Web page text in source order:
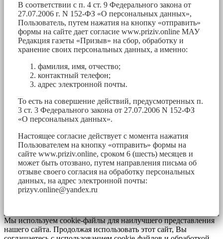
В соответствии с п. 4 ст. 9 Федерального закона от
27.07.2006 г. N 152-ФЗ «О персональных данных»,
Пользователь, путем нажатия на кнопку «отправить»
формы на сайте дает согласие www.priziv.online МАУ
Редакция газеты «Призыв» на сбор, обработку и
хранение своих персональных данных, а именно:
фамилия, имя, отчество;
контактный телефон;
адрес электронной почты.
То есть на совершение действий, предусмотренных п.
3 ст. 3 Федерального закона от 27.07.2006 N 152-ФЗ
«О персональных данных».
Настоящее согласие действует с момента нажатия
Пользователем на кнопку «отправить» формы на
сайте www.priziv.online, сроком 6 (шесть) месяцев и
может быть отозвано, путем направления письма об
отзыве своего согласия на обработку персональных
данных, на адрес электронной почты:
prizyv.online@yandex.ru
Мы используем cookie-файлы для наилучшего представления
нашего сайта. Продолжая использовать этот сайт, Вы